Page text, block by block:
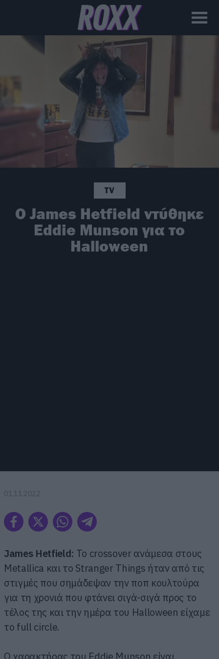
TV
Ο James Hetfield ντύθηκε
Eddie Munson για το
Halloween
01.11.2022
James Hetfield: To crossover ανάμεσα στους
Metallica και το Stranger Things ήταν από τις
στιγμές που σημάδεψαν την ποπ κουλτούρα
για τη χρονιά που φτάνει σιγά-σιγά προς το
τέλος της και την ημέρα του Halloween είχαμε
το full circle.
Ο χαρακτήρας του Eddie Munson είναι